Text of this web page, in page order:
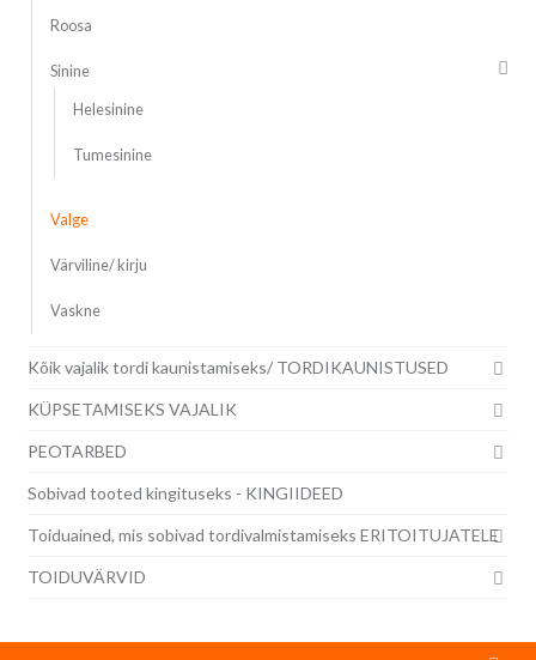
Roosa
Sinine
Helesinine
Tumesinine
Valge
Värviline/ kirju
Vaskne
Kõik vajalik tordi kaunistamiseks/ TORDIKAUNISTUSED
KÜPSETAMISEKS VAJALIK
PEOTARBED
Sobivad tooted kingituseks - KINGIIDEED
Toiduained, mis sobivad tordivalmistamiseks ERITOITUJATELE
TOIDUVÄRVID